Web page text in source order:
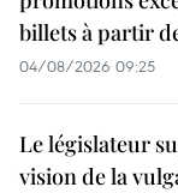
billets à partir
04/08/2026 09:25
Le législateur
vision de la